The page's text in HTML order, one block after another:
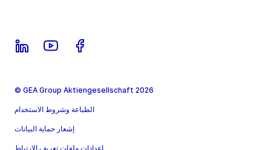
© GEA Group Aktiengesellschaft 2026
الطباعة وشروط الاستخدام
إشعار حماية البيانات
إعدادات ملفات تعريف الارتباط